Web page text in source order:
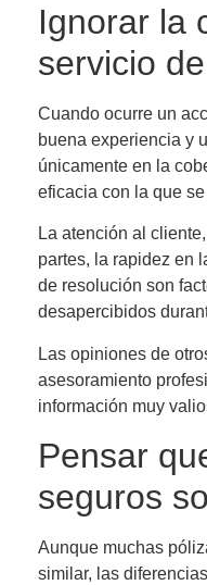
Ignorar la
servicio
Cuando ocurre un
buena experiencia y
únicamente en la
eficacia con la que
La atención al
partes, la rapidez en
de resolución son
desapercibidos
Las opiniones de
asesoramiento
información muy
Pensar
seguros
Aunque muchas
similar, las